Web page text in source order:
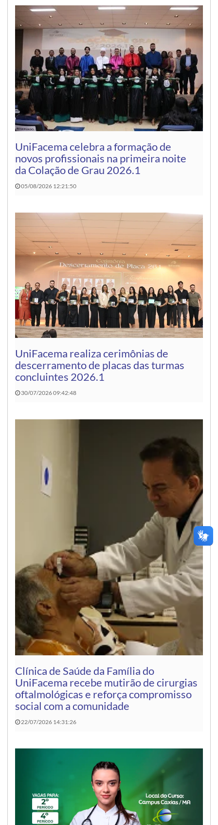
UniFacema celebra a formação de
novos profissionais na primeira noite
da Colação de Grau 2026.1
05/08/2026 12:21:50
UniFacema realiza cerimônias de
descerramento de placas das turmas
concluintes 2026.1
30/07/2026 09:42:48
Clínica de Saúde da Família do
UniFacema recebe mutirão de cirurgias
oftalmológicas e reforça compromisso
social com a comunidade
22/07/2026 14:31:26